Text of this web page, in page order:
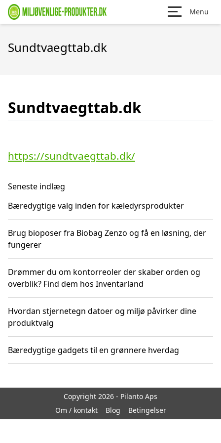
Menu
Sundtvaegttab.dk
Sundtvaegttab.dk
https://sundtvaegttab.dk/
Seneste indlæg
Bæredygtige valg inden for kæledyrsprodukter
Brug bioposer fra Biobag Zenzo og få en løsning, der
fungerer
Drømmer du om kontorreoler der skaber orden og
overblik? Find dem hos Inventarland
Hvordan stjernetegn datoer og miljø påvirker dine
produktvalg
Bæredygtige gadgets til en grønnere hverdag
Copyright 2026 - Pilanto Aps
Om / kontakt
Blog Betingelser